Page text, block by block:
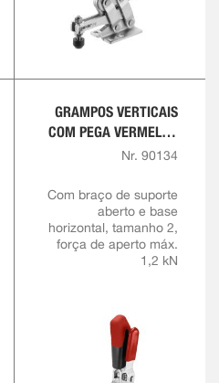
GRAMPOS VERTICAIS
COM PEGA VERMELHA
E BLOQUEIO DE
Nr. 90134
Com braço de suporte
aberto e base
horizontal, tamanho 2,
força de aperto máx.
1,2 kN